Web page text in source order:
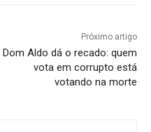
Próximo artigo
Dom Aldo dá o recado: quem
vota em corrupto está
votando na morte